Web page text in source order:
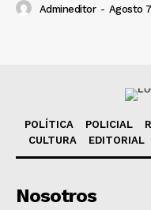
Admineditor - Agosto
POLÍTICA POLICIAL
CULTURA
EDITORIAL
Nosotros